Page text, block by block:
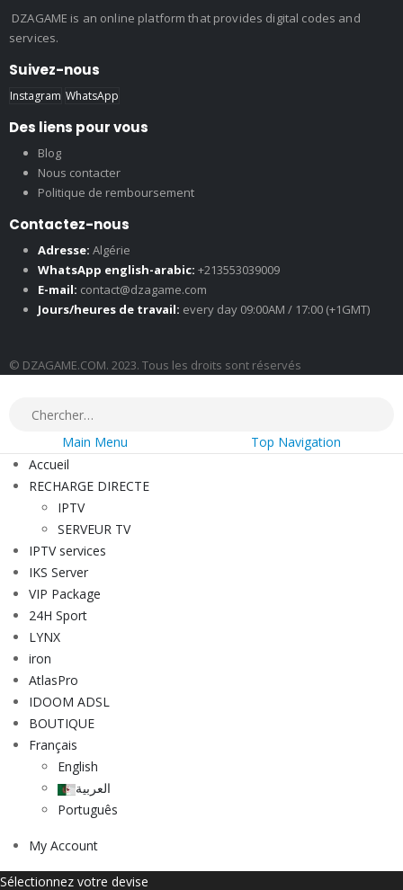
DZAGAME is an online platform that provides digital codes and
services.
Suivez-nous
Instagram WhatsApp
Des liens pour vous
Blog
Nous contacter
Politique de remboursement
Contactez-nous
Adresse: Algérie
WhatsApp english-arabic: +213553039009
E-mail: contact@dzagame.com
Jours/heures de travail: every day 09:00AM / 17:00 (+1GMT)
© DZAGAME.COM. 2023. Tous les droits sont réservés
Main Menu
Top Navigation
Accueil
RECHARGE DIRECTE
IPTV
SERVEUR TV
IPTV services
IKS Server
VIP Package
24H Sport
LYNX
iron
AtlasPro
IDOOM ADSL
BOUTIQUE
Français
English
العربية
Português
My Account
Sélectionnez votre devise